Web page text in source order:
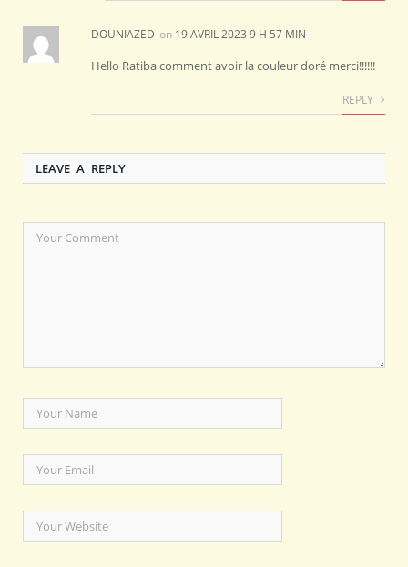
DOUNIAZED on 19 AVRIL 2023 9 H 57 MIN
Hello Ratiba comment avoir la couleur doré merci!!!!!!
REPLY
LEAVE A REPLY